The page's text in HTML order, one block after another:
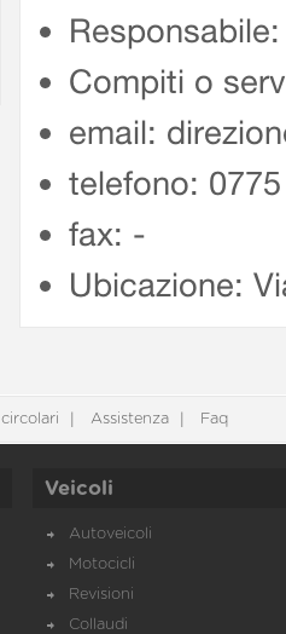
Compiti o
email:
telefono:
fax: -
Ubicazione:
Assistenza Faq
Veicoli
Autoveicoli
Motocicli
Revisioni
Collaudi